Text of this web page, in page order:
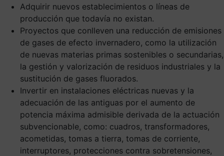
Adquirir nuevos establecimientos o líneas de
producción que todavía no existan.
Proyectos que conlleven una reducción de emisiones
de gases de efecto invernadero, como la utilización
de nuevas materias primas sostenibles o secundarias,
la gestión y valorización de residuos industriales y la
sustitución de gases fluorados.
Invertir en instalaciones eléctricas nuevas y la
adecuación de las antiguas por el aumento de
potencia máxima admisible derivada de la actuación
subvencionable, como: cuadros, transformadores,
acometidas, tomas a tierra, tomas de corriente,
interruptores, protecciones contra sobretensiones,